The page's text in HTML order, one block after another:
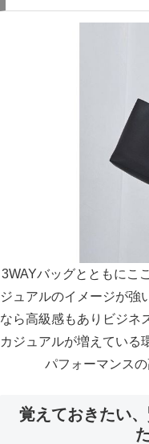
3WAYバッグとともにこ
ジュアルのイメージが強
なら高級感もありビジネ
カジュアルが増えている
パフォーマンス
覚えておきたい